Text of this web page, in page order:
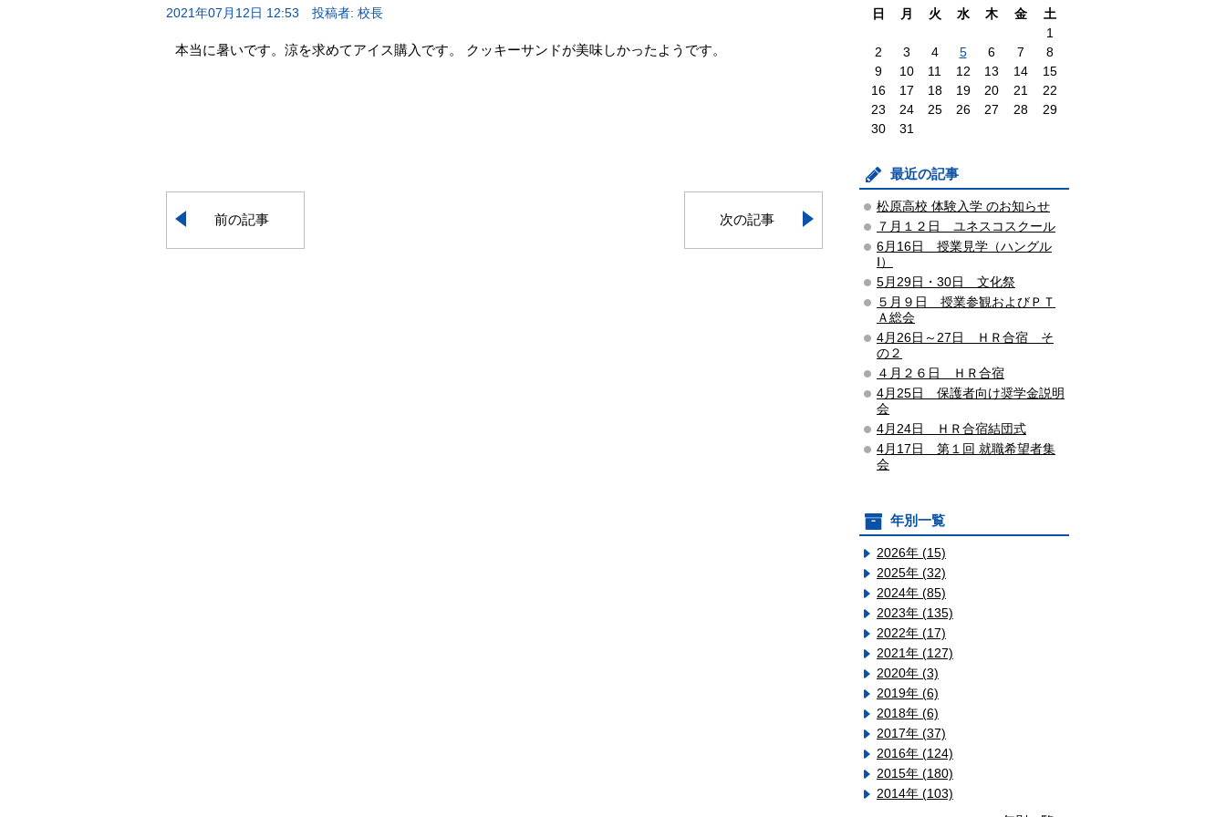
2021年07月12日 12:53 投稿者: 校長
本当に暑いです。涼を求めてアイス購入です。 クッキーサンドが美味しかったようです。
前の記事 次の記事
日 月 火 水 木 金
土
1
2
3 4 5 6 7
8
9
10 11 12 13 14
15
16
17 18 19 20 21
22
23
24 25 26 27 28
29
30
31
最近の記事
松原高校 体験入学 のお知らせ
７月１２日 ユネスコスクール
6月16日 授業見学（ハングル
Ⅰ）
5月29日・30日 文化祭
５月９日 授業参観およびＰＴ
Ａ総会
4月26日～27日 ＨＲ合宿 そ
の２
４月２６日 ＨＲ合宿
4月25日 保護者向け奨学金説明
会
4月24日 ＨＲ合宿結団式
4月17日 第１回 就職希望者集
会
年別一覧
2026年 (15)
2025年 (32)
2024年 (85)
2023年 (135)
2022年 (17)
2021年 (127)
2020年 (3)
2019年 (6)
2018年 (6)
2017年 (37)
2016年 (124)
2015年 (180)
2014年 (103)